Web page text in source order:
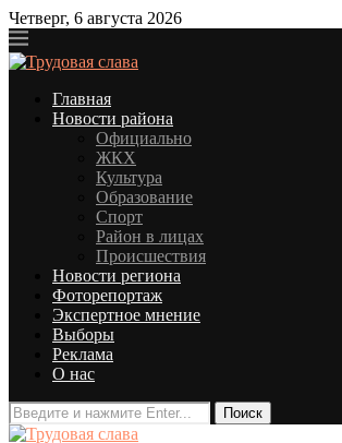
Четверг, 6 августа 2026
Главная
Новости района
Официально
ЖКХ
Культура
Образование
Спорт
Район в лицах
Происшествия
Новости региона
Фоторепортаж
Экспертное мнение
Выборы
Реклама
О нас